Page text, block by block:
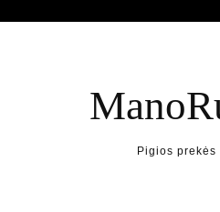
Pigios prekės